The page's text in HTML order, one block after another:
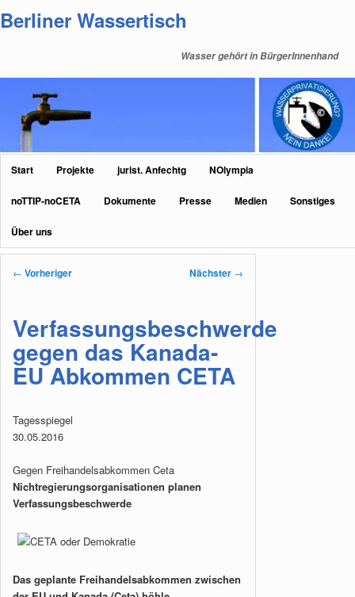
primären
Berliner Wassertisch
Wasser gehört in BürgerInnenhand
Hauptmenü
Start Projekte jurist. Anfechtg NOlympia
noTTIP-noCETA Dokumente Presse Medien Sonstiges
Über uns
Beitragsnavigation
← Vorheriger Nächster →
Verfassungsbeschwerde
gegen das Kanada-
EU Abkommen CETA
Tagesspiegel
30.05.2016
Gegen Freihandelsabkommen Ceta
Nichtregierungsorganisationen planen
Verfassungsbeschwerde
Das geplante Freihandelsabkommen zwischen